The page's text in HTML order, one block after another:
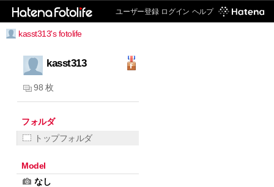
ユーザー登録 ログイン ヘルプ
kasst313's fotolife
kasst313
98 枚
フォルダ
トップフォルダ
Model
なし